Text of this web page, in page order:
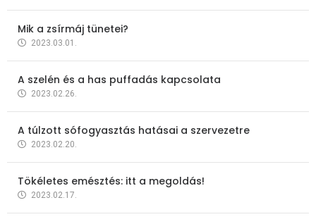
Mik a zsírmáj tünetei?
2023.03.01.
A szelén és a has puffadás kapcsolata
2023.02.26.
A túlzott sófogyasztás hatásai a szervezetre
2023.02.20.
Tökéletes emésztés: itt a megoldás!
2023.02.17.